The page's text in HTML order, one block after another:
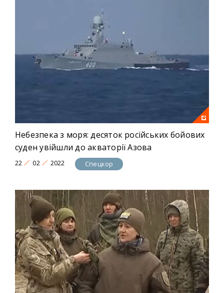
Небезпека з моря: десяток російських бойових
суден увійшли до акваторії Азова
22 02 2022 Спецкор